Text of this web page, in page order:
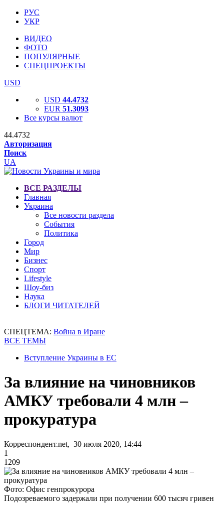
РУС
УКР
ВИДЕО
ФОТО
ПОПУЛЯРНЫЕ
СПЕЦПРОЕКТЫ
USD
USD 44.4732
EUR 51.3093
Все курсы валют
44.4732
Авторизация
Поиск
UA
ВСЕ РАЗДЕЛЫ
Главная
Украина
Все новости раздела
События
Политика
Город
Мир
Бизнес
Спорт
Lifestyle
Шоу-биз
Наука
БЛОГИ ЧИТАТЕЛЕЙ
СПЕЦТЕМА: Война в Иране
ВСЕ ТЕМЫ
Вступление Украины в ЕС
За влияние на чиновников
АМКУ требовали 4 млн –
прокуратура
Корреспондент.net, 30 июля 2020, 14:44
1
1209
Фото: Офис генпрокурора
Подозреваемого задержали при получении 600 тысяч гривен